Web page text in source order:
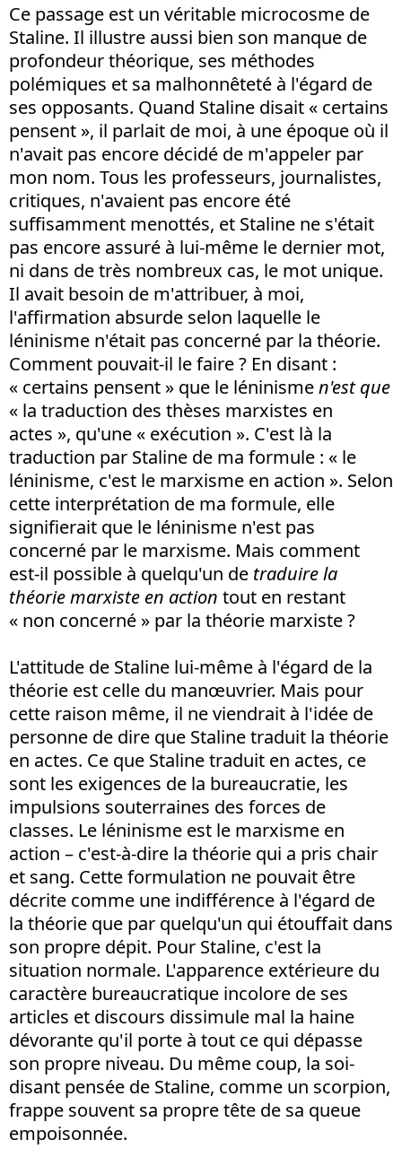
Ce passage est un véritable microcosme de
Staline. Il illustre aussi bien son manque de
profondeur théorique, ses méthodes
polémiques et sa malhonnêteté à l'égard de
ses opposants. Quand Staline disait « certains
pensent », il parlait de moi, à une époque où il
n'avait pas encore décidé de m'appeler par
mon nom. Tous les professeurs, journalistes,
critiques, n'avaient pas encore été
suffisamment menottés, et Staline ne s'était
pas encore assuré à lui-même le dernier mot,
ni dans de très nombreux cas, le mot unique.
Il avait besoin de m'attribuer, à moi,
l'affirmation absurde selon laquelle le
léninisme n'était pas concerné par la théorie.
Comment pouvait-il le faire ? En disant :
« certains pensent » que le léninismen'est que
« la traduction des thèses marxistes en
actes », qu'une « exécution ». C'est là la
traduction par Staline de ma formule : « le
léninisme, c'est le marxisme en action ». Selon
cette interprétation de ma formule, elle
signifierait que le léninisme n'est pas
concerné par le marxisme. Mais comment
est-il possible à quelqu'un de traduire la
théorie marxiste en action tout en restant
« non concerné » par la théorie marxiste ?
L'attitude de Staline lui-même à l'égard de la
théorie est celle du manœuvrier. Mais pour
cette raison même, il ne viendrait à l'idée de
personne de dire que Staline traduit la théorie
en actes. Ce que Staline traduit en actes, ce
sont les exigences de la bureaucratie, les
impulsions souterraines des forces de
classes. Le léninisme est le marxisme en
action – c'est-à-dire la théorie qui a pris chair
et sang. Cette formulation ne pouvait être
décrite comme une indifférence à l'égard de
la théorie que par quelqu'un qui étouffait dans
son propre dépit. Pour Staline, c'est la
situation normale. L'apparence extérieure du
caractère bureaucratique incolore de ses
articles et discours dissimule mal la haine
dévorante qu'il porte à tout ce qui dépasse
son propre niveau. Du même coup, la soi-
disant pensée de Staline, comme un scorpion,
frappe souvent sa propre tête de sa queue
empoisonnée.